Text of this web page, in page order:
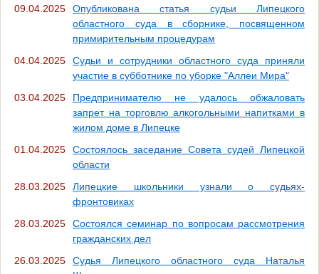
09.04.2025
Опубликована статья судьи Липецкого
областного суда в сборнике, посвященном
примирительным процедурам
04.04.2025
Судьи и сотрудники областного суда приняли
участие в субботнике по уборке "Аллеи Мира"
03.04.2025
Предпринимателю не удалось обжаловать
запрет на торговлю алкогольными напитками в
жилом доме в Липецке
01.04.2025
Состоялось заседание Совета судей Липецкой
области
28.03.2025
Липецкие школьники узнали о судьях-
фронтовиках
28.03.2025
Состоялся семинар по вопросам рассмотрения
гражданских дел
26.03.2025
Судья Липецкого областного суда Наталья